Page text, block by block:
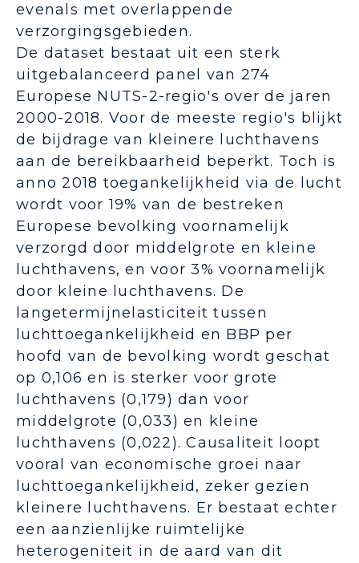
evenals met overlappende
verzorgingsgebieden.
De dataset bestaat uit een sterk
uitgebalanceerd panel van 274
Europese NUTS-2-regio's over de jaren
2000-2018. Voor de meeste regio's blijkt
de bijdrage van kleinere luchthavens
aan de bereikbaarheid beperkt. Toch is
anno 2018 toegankelijkheid via de lucht
wordt voor 19% van de bestreken
Europese bevolking voornamelijk
verzorgd door middelgrote en kleine
luchthavens, en voor 3% voornamelijk
door kleine luchthavens. De
langetermijnelasticiteit tussen
luchttoegankelijkheid en BBP per
hoofd van de bevolking wordt geschat
op 0,106 en is sterker voor grote
luchthavens (0,179) dan voor
middelgrote (0,033) en kleine
luchthavens (0,022).Causaliteit loopt
vooral van economische groei naar
luchttoegankelijkheid, zeker gezien
kleinere luchthavens. Er bestaat echter
een aanzienlijke ruimtelijke
heterogeniteit in de aard van dit